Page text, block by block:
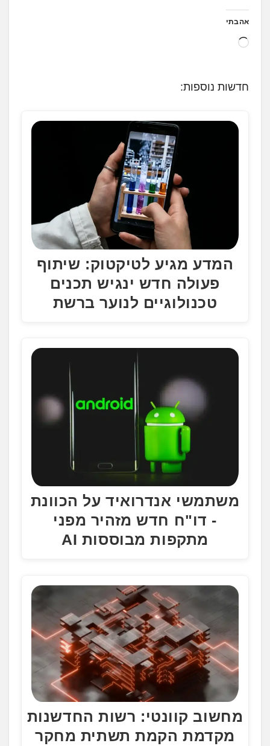
אהבתי
ט
.
חדשות נוספות:
המדע מגיע לטיקטוק: שיתוף
פעולה חדש ינגיש תכנים
טכנולוגיים לנוער ברשת
משתמשי אנדרואיד על הכוונת
- דו"ח חדש מזהיר מפני
מתקפות מבוססות AI
מחשוב קוונטי: רשות החדשנות
מקדמת הקמת תשתית מחקר